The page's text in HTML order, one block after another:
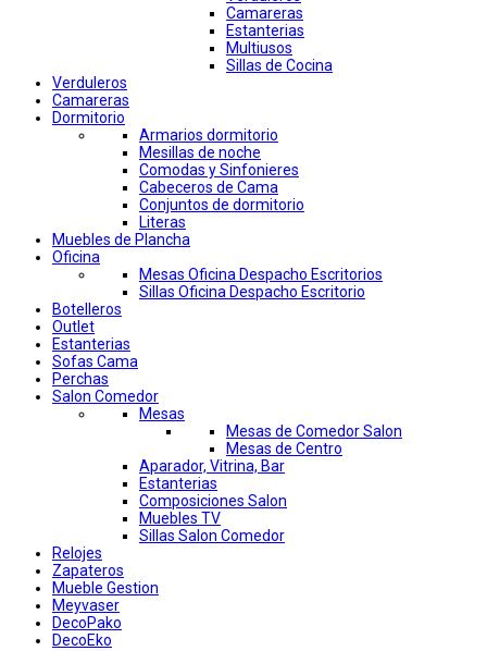
Camareras
Estanterias
Multiusos
Sillas de Cocina
Verduleros
Camareras
Dormitorio
Armarios dormitorio
Mesillas de noche
Comodas y Sinfonieres
Cabeceros de Cama
Conjuntos de dormitorio
Literas
Muebles de Plancha
Oficina
Mesas Oficina Despacho Escritorios
Sillas Oficina Despacho Escritorio
Botelleros
Outlet
Estanterias
Sofas Cama
Perchas
Salon Comedor
Mesas
Mesas de Comedor Salon
Mesas de Centro
Aparador, Vitrina, Bar
Estanterias
Composiciones Salon
Muebles TV
Sillas Salon Comedor
Relojes
Zapateros
Mueble Gestion
Meyvaser
DecoPako
DecoEko